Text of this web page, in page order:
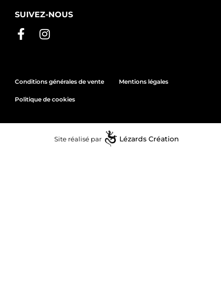
SUIVEZ-NOUS
Conditions générales de vente Mentions légales
Politique de cookies
Site réalisé par Lézards Création